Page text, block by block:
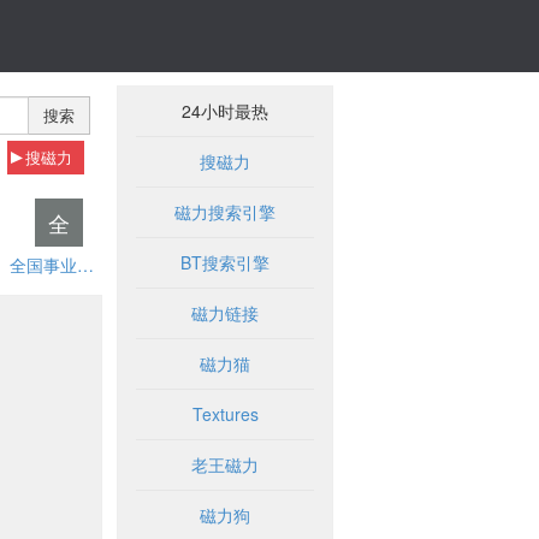
搜索
搜磁力
全
全国事业单位招聘网
24小时最热
搜磁力
磁力搜索引擎
BT搜索引擎
磁力链接
磁力猫
Textures
老王磁力
磁力狗